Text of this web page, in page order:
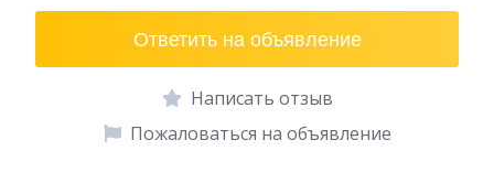
Ответить на объявление
Написать отзыв
Пожаловаться на объявление